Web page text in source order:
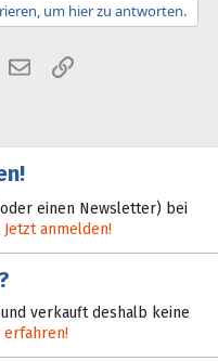
um hier zu antworten.
E-MailLink
einen Newsletter) bei
Jetzt anmelden!
verkauft deshalb keine
erfahren!